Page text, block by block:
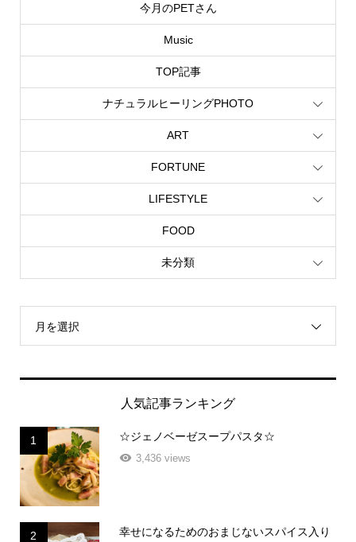
今月のPETさん
Music
TOP記事
ナチュラルヒーリングPHOTO
ART
FORTUNE
LIFESTYLE
FOOD
未分類
月を選択
人気記事ランキング
1 ☆ジェノベーゼスープパスタ☆
3,436 views
2
幸せになるためのおまじないスパイス入り